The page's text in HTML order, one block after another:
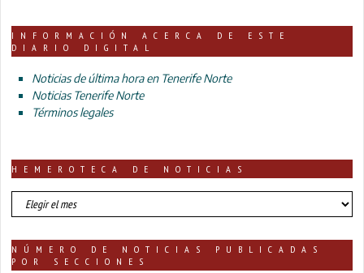
INFORMACIÓN ACERCA DE ESTE
DIARIO DIGITAL
Noticias de última hora en Tenerife Norte
Noticias Tenerife Norte
Términos legales
HEMEROTECA DE NOTICIAS
HEMEROTECA
DE
NÚMERO DE NOTICIAS PUBLICADAS
POR SECCIONES